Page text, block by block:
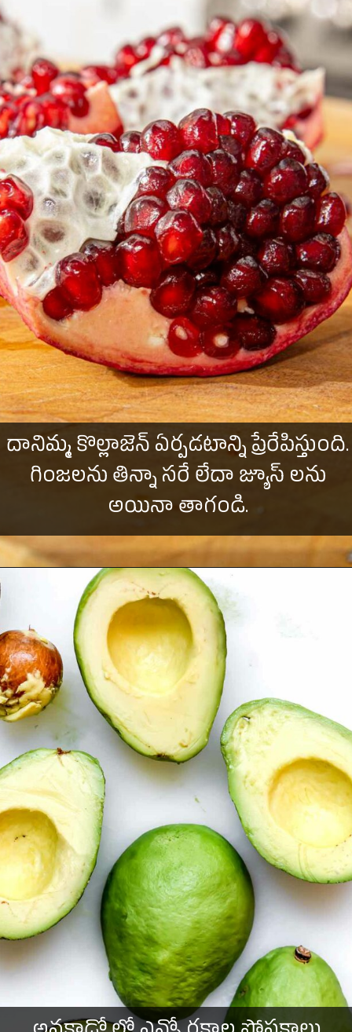
దానిమ్మ కొల్లాజెన్ ఏర్పడటాన్ని ప్రేరేపిస్తుంది.
గింజలను తిన్నా సరే లేదా జ్యూస్ లను
అయినా తాగండి.